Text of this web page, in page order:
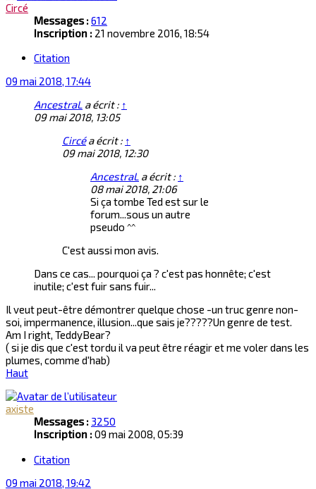
Circé
Messages :612
Inscription : 21 novembre 2016, 18:54
Citation
09 mai 2018, 17:44
AncestraL a écrit : ↑
09 mai 2018, 13:05
Circéa écrit : ↑
09 mai 2018, 12:30
AncestraL a écrit : ↑
08 mai 2018, 21:06
Si ça tombe Ted est sur le
forum...sous un autre
pseudo ^^
C'est aussi mon avis.
Dans ce cas... pourquoi ça ? c'est pas honnête; c'est
inutile; c'est fuir sans fuir...
Il veut peut-être démontrer quelque chose -un truc genre non-
soi, impermanence, illusion...que sais je?????Un genre de test.
Am I right, TeddyBear?
( si je dis que c'est tordu il va peut être réagir et me voler dans les
plumes, comme d'hab)
Haut
axiste
Messages : 3250
Inscription :09 mai 2008, 05:39
Citation
09 mai 2018, 19:42